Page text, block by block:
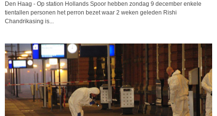
Den Haag - Op station Hollands Spoor hebben zondag 9 december enkele
tientallen personen het perron bezet waar 2 weken geleden Rishi
Chandrikasing is...